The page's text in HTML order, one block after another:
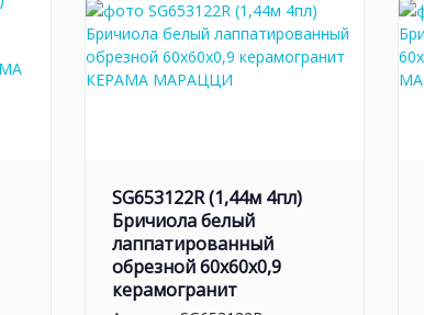
SG653122R (1,44м 4пл)
Бричиола белый
лаппатированный
обрезной 60x60x0,9
керамогранит